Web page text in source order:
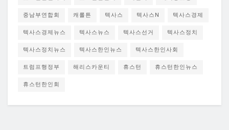
중남부연합회 캐롤튼 텍사스 텍사스N 텍사스경제
텍사스경제뉴스 텍사스뉴스 텍사스선거 텍사스정치
텍사스정치뉴스 텍사스한인뉴스 텍사스한인사회
트럼프행정부 해리스카운티 휴스턴 휴스턴한인뉴스
휴스턴한인회